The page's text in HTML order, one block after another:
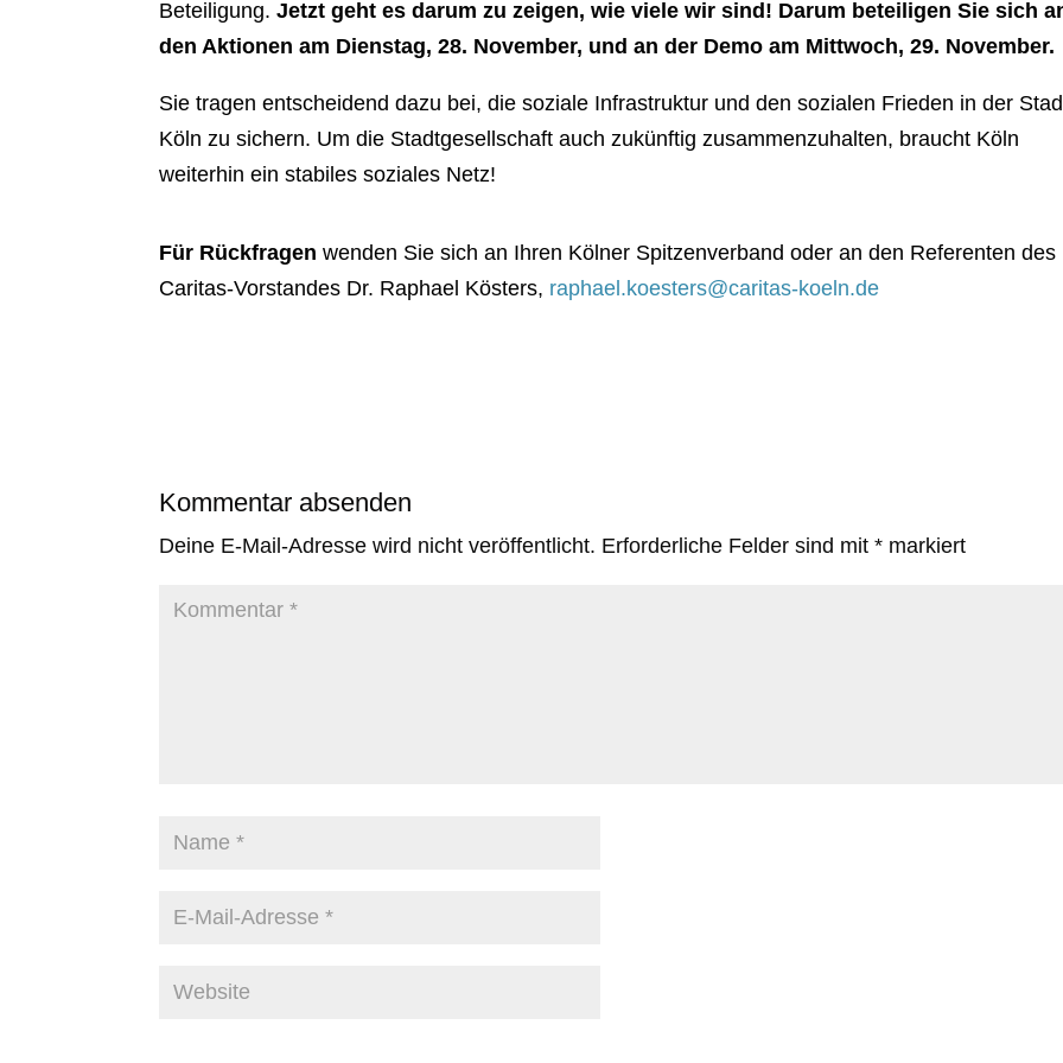
Beteiligung. Jetzt geht es darum zu zeigen, wie viele wir sind! Darum beteiligen Sie sich
den Aktionen am Dienstag, 28. November, und an der Demo am Mittwoch, 29. November.
Sie tragen entscheidend dazu bei, die soziale Infrastruktur und den sozialen Frieden in der
Köln zu sichern. Um die Stadtgesellschaft auch zukünftig zusammenzuhalten, braucht Köln
weiterhin ein stabiles soziales Netz!
Für Rückfragen wenden Sie sich an Ihren Kölner Spitzenverband oder an den Referenten des
Caritas-Vorstandes Dr. Raphael Kösters, raphael.koesters@caritas-koeln.de
Kommentar absenden
Deine E-Mail-Adresse wird nicht veröffentlicht. Erforderliche Felder sind mit* markiert